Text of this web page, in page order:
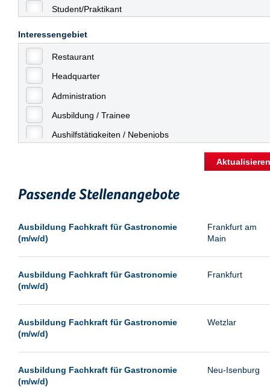
Erfurt
Essen
Frankfurt
Frankfurt am Main
Freiburg
Fulda
Göppingen
Hamburg
Heilbronn
Kassel
Laatzen
Leipzig
Student/Praktikant
Interessengebiet
Restaurant
Headquarter
Administration
Ausbildung / Trainee
Aushilfstätigkeiten / Nebenjobs
Sonstiges
Passende Stellenangebote
Ausbildung Fachkraft für Gastronomie
(m/w/d)
Frankfurt am
Main
Ausbildung Fachkraft für Gastronomie
(m/w/d)
Frankfurt
Ausbildung Fachkraft für Gastronomie
(m/w/d)
Wetzlar
Ausbildung Fachkraft für Gastronomie
(m/w/d)
Neu-Isenburg